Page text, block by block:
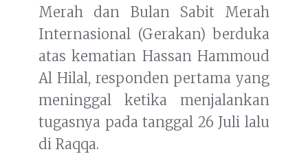
Merah dan Bulan Sabit Merah
Internasional (Gerakan) berduka
atas kematian Hassan Hammoud
Al Hilal, responden pertama yang
meninggal ketika menjalankan
tugasnya pada tanggal 26 Juli lalu
di Raqqa.